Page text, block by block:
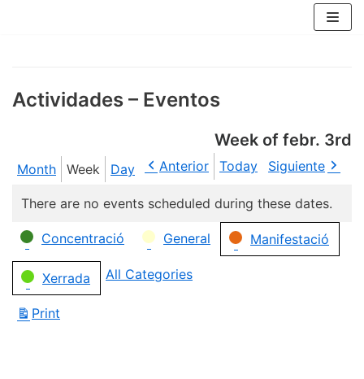
Actividades – Eventos
Week of febr. 3rd
Month Week Day Anterior Today Siguiente
There are no events scheduled during these dates.
Categories
Concentració General Manifestació
Xerrada All Categories
Print